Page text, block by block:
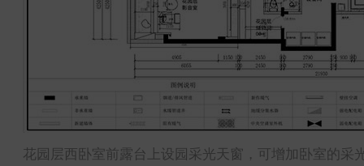
花园层西卧室前露台上设园采光天窗，可增加卧室的